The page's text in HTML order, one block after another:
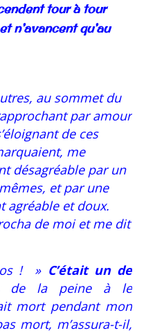
tour à tour
n’avancent qu’au
au sommet du
par amour
de ces
me
désagréable par un
et par une
agréable et doux.
de moi et me dit
! » C’était un de
de la peine à le
mort pendant mon
mort, m’assura-t-il,